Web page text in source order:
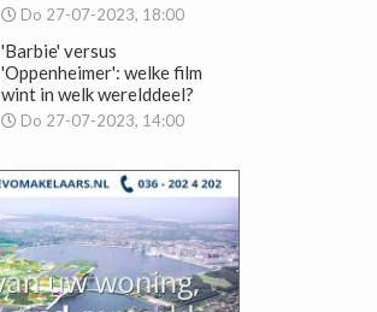
Do 27-07-2023, 18:00
'Barbie' versus
'Oppenheimer': welke film
wint in welk werelddeel?
Do 27-07-2023, 14:00